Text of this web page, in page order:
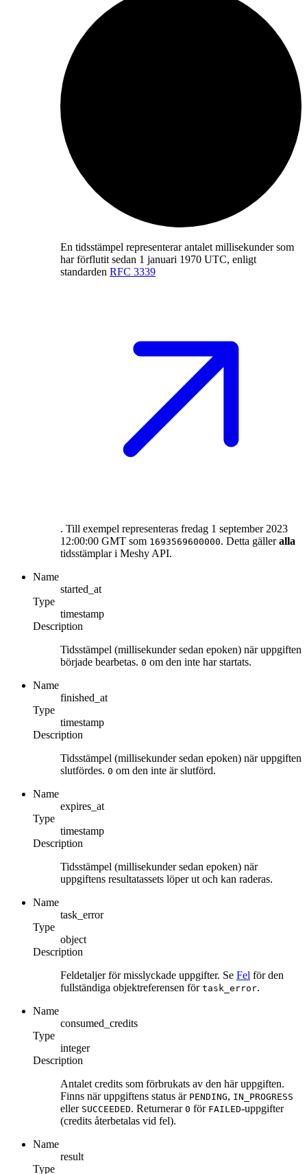
En tidsstämpel representerar antalet millisekunder som
har förflutit sedan 1 januari 1970 UTC, enligt
standarden RFC 3339
. Till exempel representeras fredag 1 september 2023
12:00:00 GMT som 1693569600000. Detta gälleralla
tidsstämplar i Meshy API.
Name
started_at
Type
timestamp
Description
Tidsstämpel (millisekunder sedan epoken) när uppgiften
började bearbetas. 0 om den inte har startats.
Name
finished_at
Type
timestamp
Description
Tidsstämpel (millisekunder sedan epoken) när uppgiften
slutfördes. 0 om den inte är slutförd.
Name
expires_at
Type
timestamp
Description
Tidsstämpel (millisekunder sedan epoken) när
uppgiftens resultatassets löper ut och kan raderas.
Name
task_error
Type
object
Description
Feldetaljer för misslyckade uppgifter. Se Fel för den
fullständiga objektreferensen för task_error.
Name
consumed_credits
Type
integer
Description
Antalet credits som förbrukats av den här uppgiften.
Finns när uppgiftens status är PENDING, IN_PROGRESS
eller SUCCEEDED. Returnerar 0 för FAILED-uppgifter
(credits återbetalas vid fel).
Name
result
Type